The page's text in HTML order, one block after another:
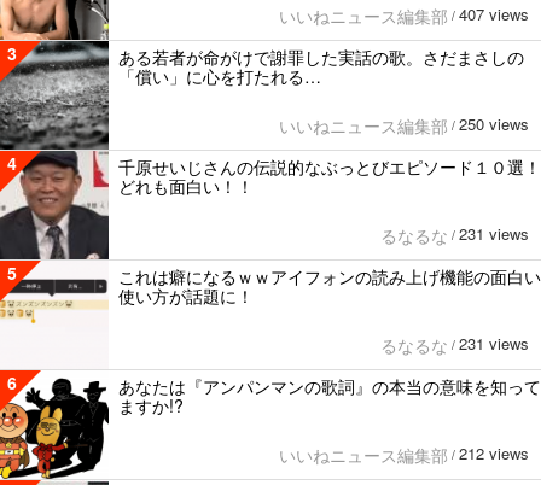
いいねニュース編集部 / 407 views
3
ある若者が命がけで謝罪した実話の歌。さだまさしの
「償い」に心を打たれる…
いいねニュース編集部 / 250 views
4
千原せいじさんの伝説的なぶっとびエピソード１０選！
どれも面白い！！
るなるな / 231 views
5
これは癖になるｗｗアイフォンの読み上げ機能の面白い
使い方が話題に！
るなるな / 231 views
6
あなたは『アンパンマンの歌詞』の本当の意味を知って
ますか!?
いいねニュース編集部 / 212 views